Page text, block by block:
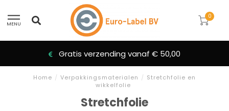
MENU
0
Gratis verzending vanaf € 50,00
Home / Verpakkingsmaterialen / Stretchfolie en
wikkelfolie
Stretchfolie